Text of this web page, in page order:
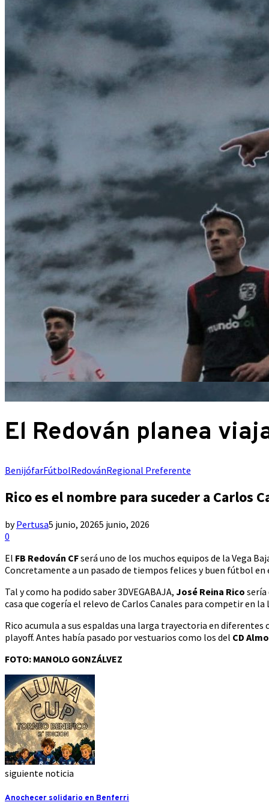
El Redován planea
BenijófarFútbolRedovánRegional Preferente
Rico es el nombre para suceder a Carlos
byPertusa5 junio, 20265 junio, 2026
0
El FB Redován CFserá uno de los muchos equipos de la Vega
Concretamente a un pasado de tiempos felices y buen fútbol en
Tal y como ha podido saber 3DVEGABAJA, José Reina Rico sería
casa que cogería el relevo de Carlos Canales para competir en
Rico acumula a sus espaldas una larga trayectoria en diferentes
playoff. Antes había pasado por vestuarios como los del CD
FOTO: MANOLO GONZÁLVEZ
siguiente noticia
Anochecer solidario en Benferri